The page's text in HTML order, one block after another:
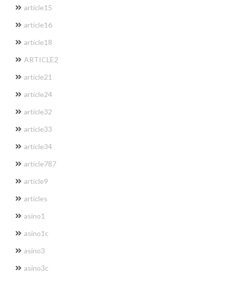
article15
article16
article18
ARTICLE2
article21
article24
article32
article33
article34
article787
article9
articles
asino1
asino1c
asino3
asino3c